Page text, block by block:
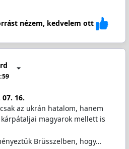
nézem, kedvelem ott
07. 16.
az ukrán hatalom, hanem
magyarok mellett is
Brüsszelben, hogy…